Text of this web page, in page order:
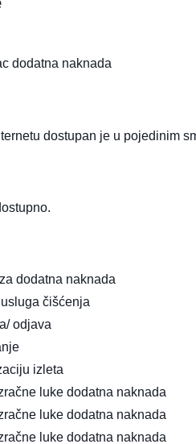
dodatna naknada
dostupan je u pojedinim
dodatna naknada
čišćenja
odjava
izleta
luke dodatna naknada
luke dodatna naknada
luke dodatna naknada